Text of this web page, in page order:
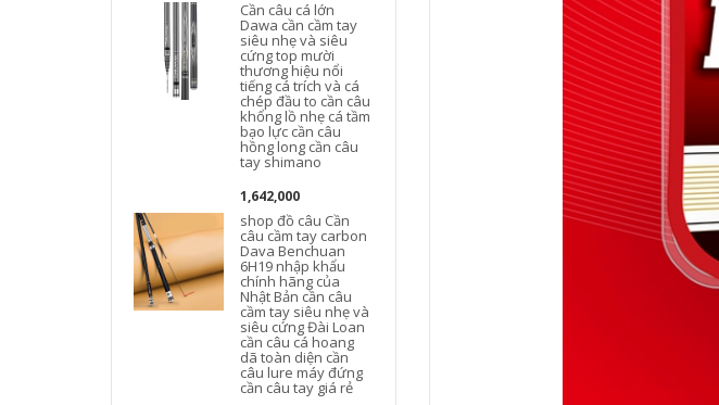
Cần câu cá lớn
Dawa cần cầm tay
siêu nhẹ và siêu
cứng top mười
thương hiệu nổi
tiếng cá trích và cá
chép đầu to cần câu
khổng lồ nhẹ cá tầm
bạo lực cần câu
hồng long cần câu
tay shimano
1,642,000
shop đồ câu Cần
câu cầm tay carbon
Dava Benchuan
6H19 nhập khẩu
chính hãng của
Nhật Bản cần câu
cầm tay siêu nhẹ và
siêu cứng Đài Loan
cần câu cá hoang
dã toàn diện cần
câu lure máy đứng
cần câu tay giá rẻ
câu nhỏ bằng kính
thiên văn để câu
tôm hùm, câu cua,
câu cá vàng, dụng
cụ câu cá ngắm
cảnh công viên, cần
câu sợi thủy tinh giải
trí, cần câu trên
băng cần lure máy
đứng cần câu lure
can cau cá Cần câu